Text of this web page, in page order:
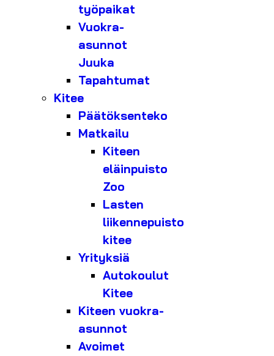
työpaikat
Vuokra-
asunnot
Juuka
Tapahtumat
Kitee
Päätöksenteko
Matkailu
Kiteen
eläinpuisto
Zoo
Lasten
liikennepuisto
kitee
Yrityksiä
Autokoulut
Kitee
Kiteen vuokra-
asunnot
Avoimet